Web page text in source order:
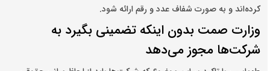
کرده‌اند و به صورت شفاف عدد و رقم ارائه شود.
وزارت صمت بدون اینکه تضمینی بگیرد به
شرکت‌ها مجوز می‌دهد